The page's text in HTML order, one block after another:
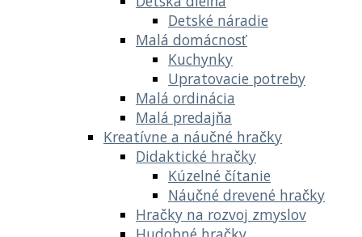
Detské náradie
Malá domácnosť
Kuchynky
Upratovacie potreby
Malá ordinácia
Malá predajňa
Kreatívne a náučné hračky
Didaktické hračky
Kúzelné čítanie
Náučné drevené hračky
Hračky na rozvoj zmyslov